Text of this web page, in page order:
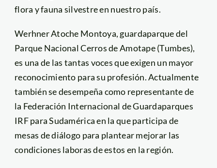
flora y fauna silvestre en nuestro país.
Werhner Atoche Montoya, guardaparque del
Parque Nacional Cerros de Amotape (Tumbes),
es una de las tantas voces que exigen un mayor
reconocimiento para su profesión. Actualmente
también se desempeña como representante de
la Federación Internacional de Guardaparques
IRF para Sudamérica en la que participa de
mesas de diálogo para plantear mejorar las
condiciones laboras de estos en la región.